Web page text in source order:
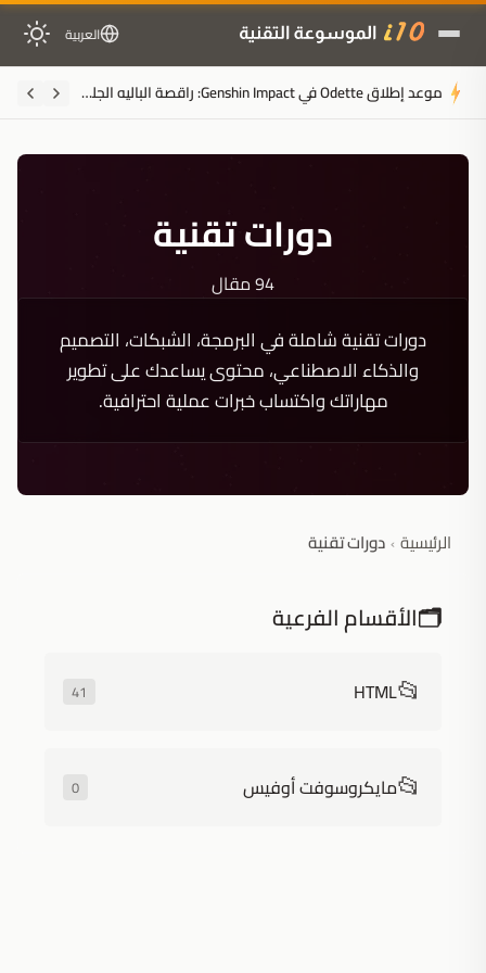
العربية
رسائل "حظر الحساب" تثير ذعر لاعبي
دورات تقنية
94 مقال
دورات تقنية شاملة في البرمجة، الشبكات، التصميم
والذكاء الاصطناعي، محتوى يساعدك على تطوير
مهاراتك واكتساب خبرات عملية احترافية.
الرئيسية ›دورات تقنية
🗂️الأقسام الفرعية
📂
HTML
41
📂مايكروسوفت أوفيس 0